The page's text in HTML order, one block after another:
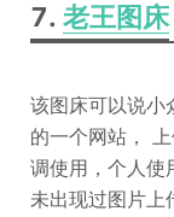
7. 老王图床
该图床可以说小
的一个网站，
调使用，个人使
未出现过图片上